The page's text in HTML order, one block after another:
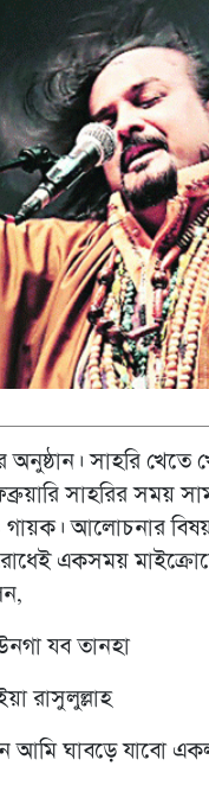
সাহরি
সাহরির সময়
আলোচনার বিষয়
একসময়
যব তানহা
রাসুলুল্লাহ
আমি ঘাবড়ে যাবো